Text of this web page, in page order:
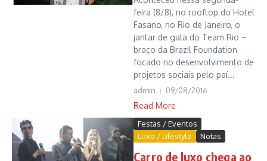
feira (8/8), no rooftop do Hotel
Fasano, no Rio de Janeiro, o
jantar de gala do Team Rio –
braço da Brazil Foundation
focado no desenvolvimento de
projetos sociais pelo paí...
admin 09/08/2016
Read More
Festas / Eventos
Luxo / Lifestyle
Notas
Carro de luxo chega ao